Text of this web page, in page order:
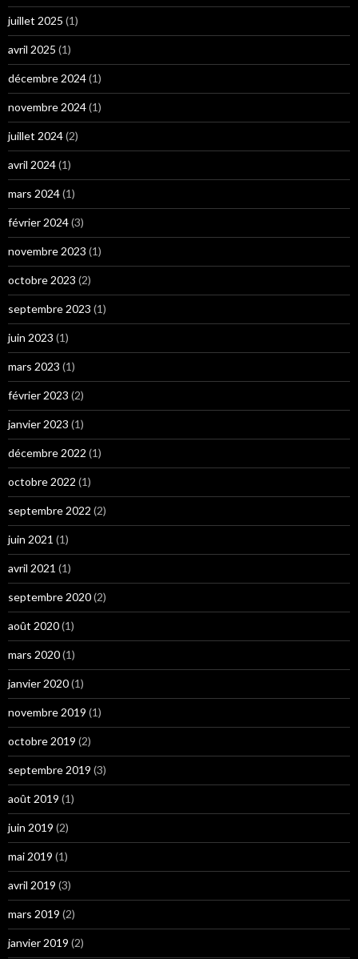
juillet 2025 (1)
avril 2025 (1)
décembre 2024(1)
novembre 2024(1)
juillet 2024(2)
avril 2024(1)
mars 2024(1)
février 2024(3)
novembre 2023 (1)
octobre 2023 (2)
septembre 2023 (1)
juin 2023 (1)
mars 2023 (1)
février 2023 (2)
janvier 2023 (1)
décembre 2022 (1)
octobre 2022 (1)
septembre 2022 (2)
juin 2021 (1)
avril 2021 (1)
septembre 2020(2)
août 2020(1)
mars 2020(1)
janvier 2020(1)
novembre 2019 (1)
octobre 2019 (2)
septembre 2019 (3)
août 2019 (1)
juin 2019 (2)
mai 2019 (1)
avril 2019 (3)
mars 2019 (2)
janvier 2019 (2)